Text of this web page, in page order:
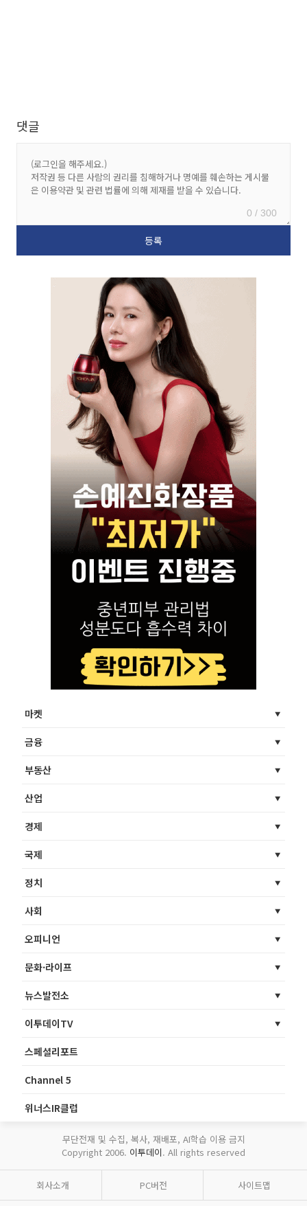
댓글
0 / 300
마켓
금융
부동산
산업
경제
국제
정치
사회
오피니언
문화·라이프
뉴스발전소
이투데이TV
스페셜리포트
Channel 5
위너스IR클럽
무단전재 및 수집, 복사, 재배포, AI학습 이용 금지
Copyright 2006. 이투데이. All rights reserved
회사소개 PC버전 사이트맵